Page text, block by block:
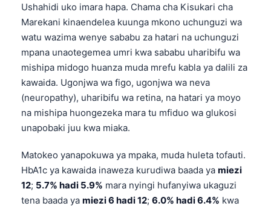
Ushahidi uko imara hapa. Chama cha Kisukari cha
Marekani kinaendelea kuunga mkono uchunguzi wa
watu wazima wenye sababu za hatari na uchunguzi
mpana unaotegemea umri kwa sababu uharibifu wa
mishipa midogo huanza muda mrefu kabla ya dalili za
kawaida. Ugonjwa wa figo, ugonjwa wa neva
(neuropathy), uharibifu wa retina, na hatari ya moyo
na mishipa huongezeka mara tu mfiduo wa glukosi
unapobaki juu kwa miaka.
Matokeo yanapokuwa ya mpaka, muda huleta tofauti.
HbA1c ya kawaida inaweza kurudiwa baada ya miezi
12; 5.7% hadi 5.9% mara nyingi hufanyiwa ukaguzi
tena baada ya miezi 6 hadi 12; 6.0% hadi 6.4% kwa